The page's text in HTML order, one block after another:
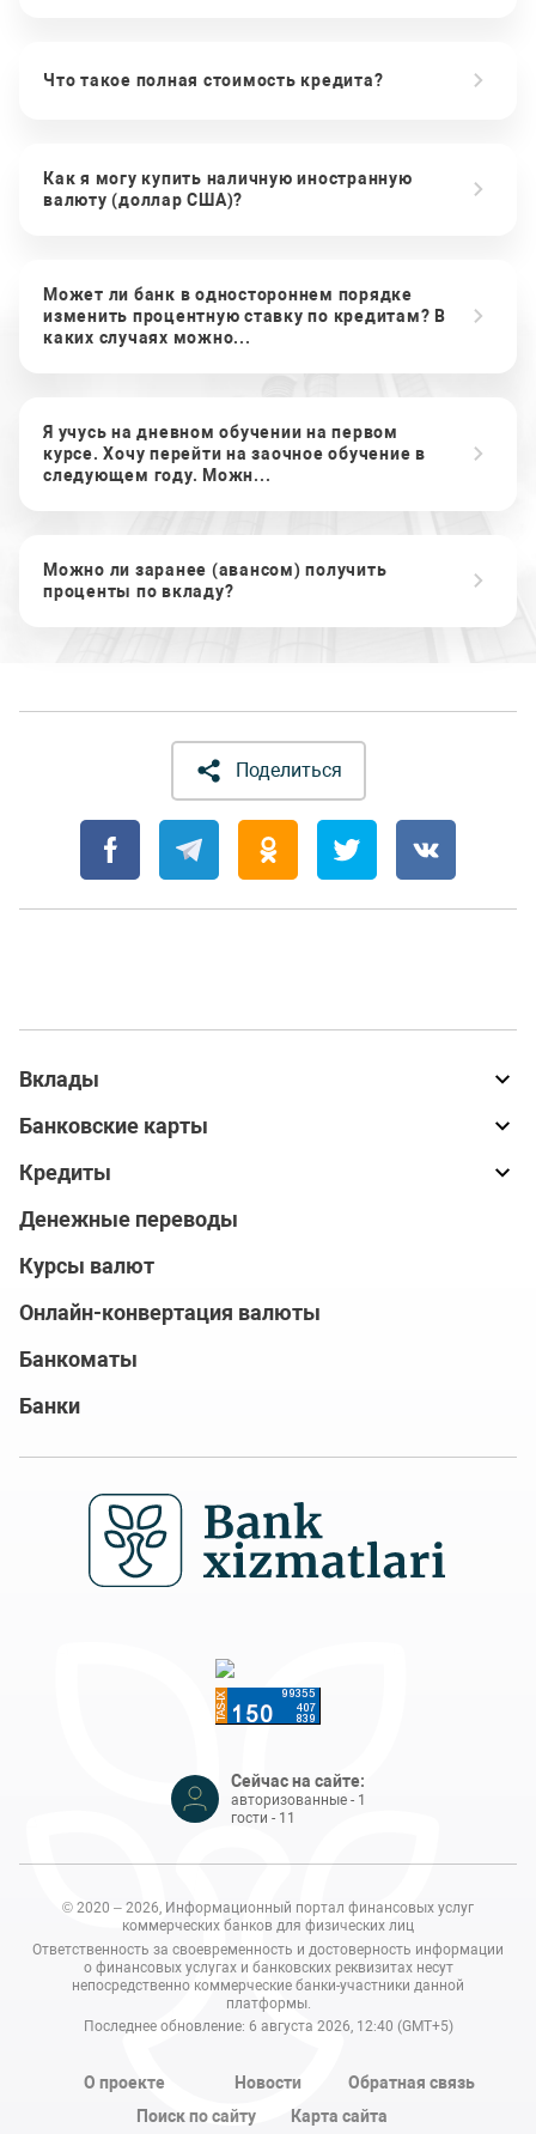
Что такое полная стоимость кредита?
Как я могу купить наличную иностранную
валюту (доллар США)?
Может ли банк в одностороннем порядке
изменить процентную ставку по кредитам? В
каких случаях можно...
Я учусь на дневном обучении на первом
курсе. Хочу перейти на заочное обучение в
следующем году. Можн...
Можно ли заранее (авансом) получить
проценты по вкладу?
Поделиться
Вклады
Банковские карты
Кредиты
Денежные переводы
Курсы валют
Онлайн-конвертация валюты
Банкоматы
Банки
Сейчас на сайте:
авторизованные - 1
гости - 11
© 2020 – 2026, Информационный портал финансовых услуг
коммерческих банков для физических лиц
Ответственность за своевременность и достоверность информации
о финансовых услугах и банковских реквизитах несут
непосредственно коммерческие банки-участники данной
платформы.
Последнее обновление: 6 августа 2026, 12:40 (GMT+5)
О проекте Новости
Обратная связь
Поиск по сайту
Карта сайта